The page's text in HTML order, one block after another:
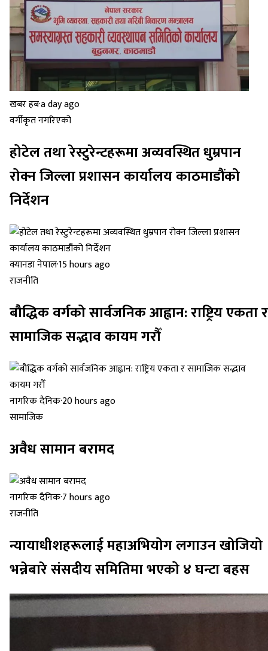
खबर हब·a day ago
वर्गीकृत नगरिएको
होटेल तथा रेस्टुरेन्टहरूमा अव्यवस्थित धुम्रपान
रोक्न जिल्ला प्रशासन कार्यालय काठमाडौंको
निर्देशन
क्यानडा नेपाल·15 hours ago
राजनीति
बौद्धिक वर्गको सार्वजनिक आह्वान: राष्ट्रिय एकता र
सामाजिक सद्भाव कायम गरौँ
नागरिक दैनिक·20 hours ago
सामाजिक
अवैध सामान बरामद
नागरिक दैनिक·7 hours ago
राजनीति
न्यायाधीशहरूलाई महाअभियोग लगाउन खोजियो
भन्नेबारे संसदीय समितिमा भएको ४ घन्टा बहस